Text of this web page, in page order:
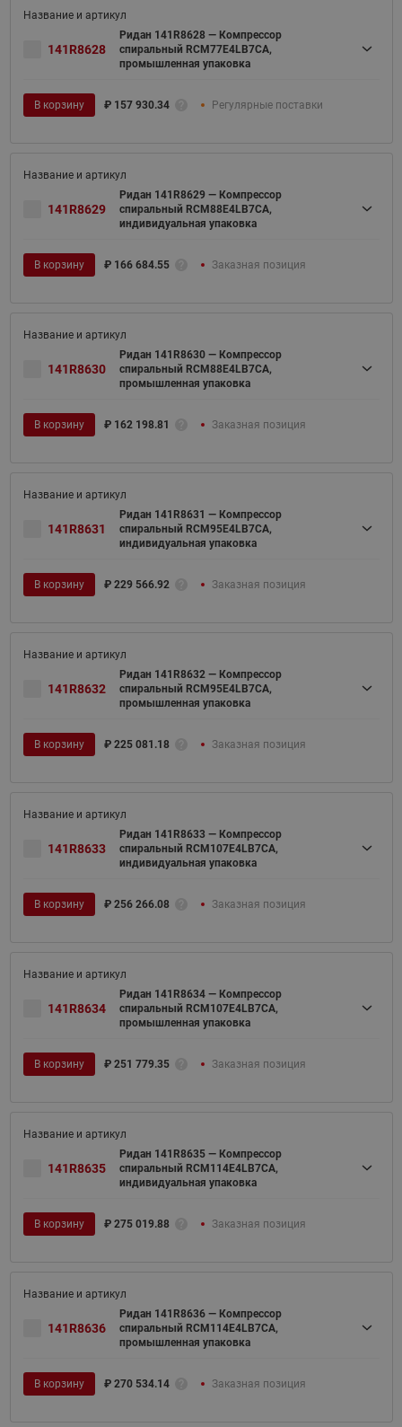
141R8628
Ридан 141R8628 — Компрессор
спиральный RCM77E4LB7CA,
промышленная упаковка
В корзину ₽ 157 930.34 Регулярные поставки
141R8629
Ридан 141R8629 — Компрессор
спиральный RCM88E4LB7CA,
индивидуальная упаковка
В корзину ₽ 166 684.55 Заказная позиция
141R8630
Ридан 141R8630 — Компрессор
спиральный RCM88E4LB7CA,
промышленная упаковка
В корзину ₽ 162 198.81 Заказная позиция
141R8631
Ридан 141R8631 — Компрессор
спиральный RCM95E4LB7CA,
индивидуальная упаковка
В корзину ₽ 229 566.92 Заказная позиция
141R8632
Ридан 141R8632 — Компрессор
спиральный RCM95E4LB7CA,
промышленная упаковка
В корзину ₽ 225 081.18 Заказная позиция
141R8633
Ридан 141R8633 — Компрессор
спиральный RCM107E4LB7CA,
индивидуальная упаковка
В корзину ₽ 256 266.08 Заказная позиция
141R8634
Ридан 141R8634 — Компрессор
спиральный RCM107E4LB7CA,
промышленная упаковка
В корзину ₽ 251 779.35 Заказная позиция
141R8635
Ридан 141R8635 — Компрессор
спиральный RCM114E4LB7CA,
индивидуальная упаковка
В корзину ₽ 275 019.88 Заказная позиция
141R8636
Ридан 141R8636 — Компрессор
спиральный RCM114E4LB7CA,
промышленная упаковка
В корзину ₽ 270 534.14 Заказная позиция